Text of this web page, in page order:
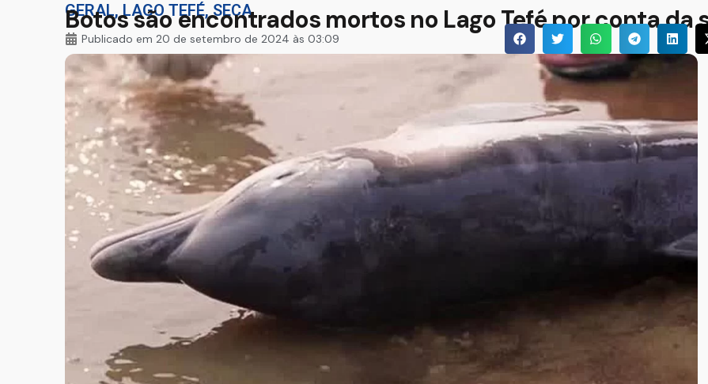
GERAL,LAGO TEFÉ,SECA
Botos são encontrados mortos no Lago Tefé por conta da
Publicado em 20 de setembro de 2024 às 03:09